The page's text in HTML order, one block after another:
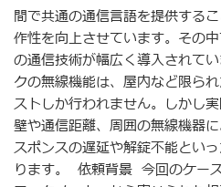
間で共通の通信言語を提供する
作性を向上させています。その
の通信技術が幅広く導入されて
クの無線機能は、屋内など限ら
ストしか行われません。しかし
壁や通信距離、周囲の無線機器
スポンスの遅延や解錠不能とい
ります。 依頼背景 今回のケー